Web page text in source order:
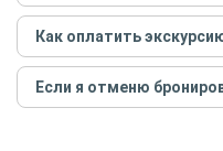
погоды аномально-
предупредит вас об
карту. Во всех
Если экскурсия
только для вас и вашей
экскурсии будут другие
условий конкретной
Как оплатить
Создайте заказ на
предоплату как можно
путешественники не
Если я отменю
При отмене за 48